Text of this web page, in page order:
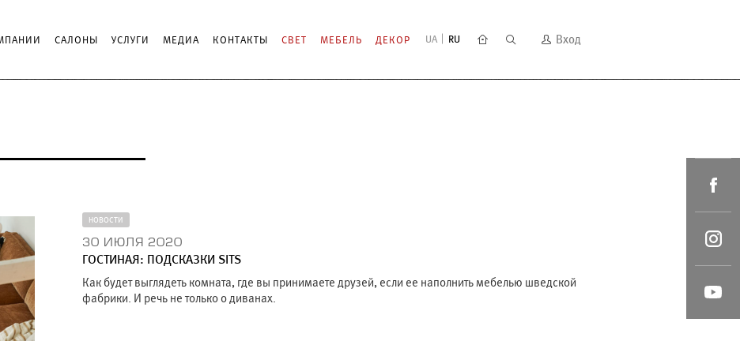
САЛОНЫ УСЛУГИ МЕДИА КОНТАКТЫ СВЕТ МЕБЕЛЬ ДЕКОР UA RU Вход
НОВОСТИ
30 ИЮЛЯ 2020
ГОСТИНАЯ: ПОДСКАЗКИ SITS
Как будет выглядеть комната, где вы принимаете друзей, если ее наполнить мебелью шведской
фабрики. И речь не только о диванах.